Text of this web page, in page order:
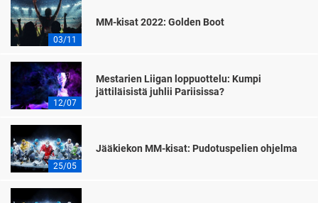
03/11
MM-kisat 2022: Golden Boot
12/07
Mestarien Liigan loppuottelu: Kumpi
jättiläisistä juhlii Pariisissa?
25/05
Jääkiekon MM-kisat: Pudotuspelien ohjelma